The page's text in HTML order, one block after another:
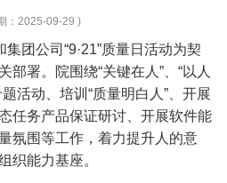
：2025-09-29 )
集团公司“9·21”质量日活动为契
署。院围绕“关键在人”、“以人
活动、培训“质量明白人”、开展
任务产品保证研讨、开展软件能
氛围等工作，着力提升人的意
织能力基座。